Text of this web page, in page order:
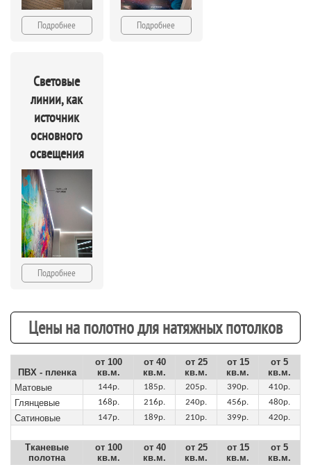
Подробнее Подробнее
Световые
линии, как
источник
основного
освещения
Подробнее
Цены на полотно для натяжных потолков
ПВХ - пленка
от 100
кв.м.
от 40
кв.м.
от 25
кв.м.
от 15
кв.м.
от 5
кв.м.
Матовые
144р. 185р. 205р. 390р. 410р.
Глянцевые 168р. 216р. 240р. 456р. 480р.
Сатиновые 147р. 189р. 210р. 399р. 420р.
Тканевые
полотна
от 100
кв.м.
от 40
кв.м.
от 25
кв.м.
от 15
кв.м.
от 5
кв.м.